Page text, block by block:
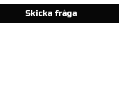
Skicka fråga